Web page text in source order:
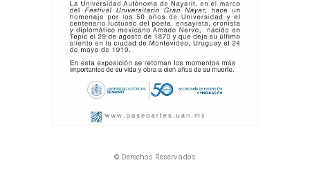
© Derechos Reservados